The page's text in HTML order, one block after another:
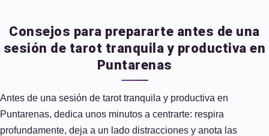
Consejos para prepararte antes de una
sesión de tarot tranquila y productiva en
Puntarenas
Antes de una sesión de tarot tranquila y productiva en
Puntarenas, dedica unos minutos a centrarte: respira
profundamente, deja a un lado distracciones y anota las